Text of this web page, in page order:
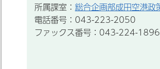
所属課室： 総合企画部成田空港政
電話番号：043-223-2050
ファックス番号：043-224-1896